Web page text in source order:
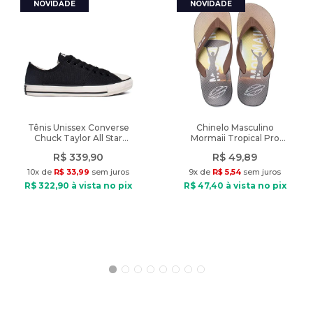
Indicado: Dia a dia
Composição: Viscose e elastano
Tipo de tecido: Malha
Fechamento: Sem fechamento
Modelo veste: Tamanho P
Tênis Unissex Converse
Chuck Taylor All Star
R$ 339,90
10x de R$ 33,99 sem juros
R$ 322,90 à vista no pix
Chinelo Masculino
Mormaii Tropical Pro
R$ 49,89
9x de R$ 5,54 sem juros
R$ 47,40 à vista no pix